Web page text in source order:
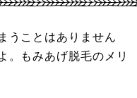
うことはありません
。もみあげ脱毛のメリ